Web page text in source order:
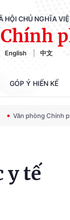
HỘI CHỦ NGHĨA
English 中文
GÓP Ý HIẾN KẾ
Văn phòng Chính
y tế